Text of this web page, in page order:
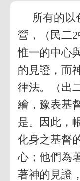
所有的以
營，（民二
惟一的中心
的見證，而
律法。（出
繪，豫表基
是。因此，
化身之基督
心；他們為
著神的見證